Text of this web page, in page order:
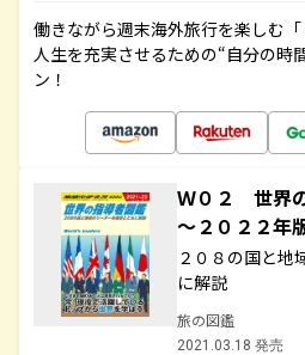
働きながら週末海外旅行を楽しむ「
人生を充実させるための“自分の時
ン！
Ｗ０２ 世界
～２０２２年
２０８の国と地
に解説
旅の図鑑
2021.03.18 発売